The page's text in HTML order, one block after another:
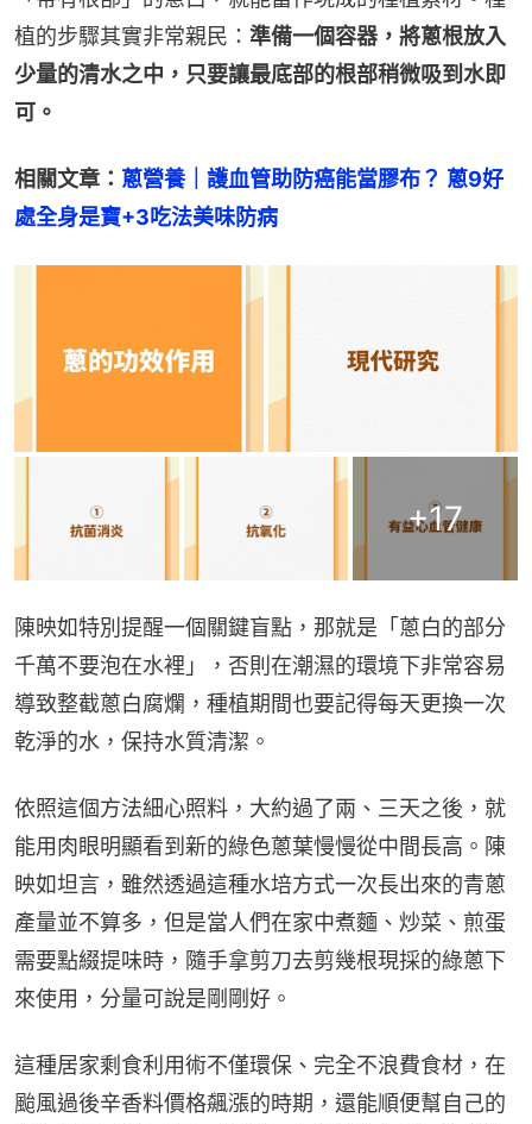
植的步驟其實非常親民： 準備一個容器，將蔥根放入
少量的清水之中，只要讓最底部的根部稍微吸到水即
可。
相關文章： 蔥營養｜護血管助防癌能當膠布？ 蔥9好
處全身是寶+3吃法美味防病
+17
陳映如特別提醒一個關鍵盲點，那就是「蔥白的部分
千萬不要泡在水裡」，否則在潮濕的環境下非常容易
導致整截蔥白腐爛，種植期間也要記得每天更換一次
乾淨的水，保持水質清潔。
依照這個方法細心照料，大約過了兩、三天之後，就
能用肉眼明顯看到新的綠色蔥葉慢慢從中間長高。陳
映如坦言，雖然透過這種水培方式一次長出來的青蔥
產量並不算多，但是當人們在家中煮麵、炒菜、煎蛋
需要點綴提味時，隨手拿剪刀去剪幾根現採的綠蔥下
來使用，分量可說是剛剛好。
這種居家剩食利用術不僅環保、完全不浪費食材，在
颱風過後辛香料價格飆漲的時期，還能順便幫自己的